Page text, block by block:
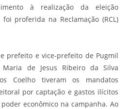
à realização da eleição
proferida na Reclamação (RCL)
prefeito e vice-prefeito de Pugmil
de Jesus Ribeiro da Silva
Coelho tiveram os mandatos
por captação e gastos ilícitos
econômico na campanha. Ao